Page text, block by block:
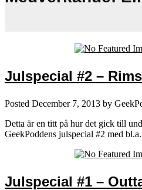
Julspecial #2 –
Posted December 7, 2013 by
Detta är en titt på hur det gick till
GeekPoddens julspecial #2 med
Julspecial #1 –